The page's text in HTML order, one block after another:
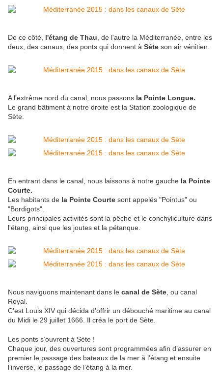
De ce côté, l'étang de Thau , de l'autre la Méditerranée, entre les
deux, des canaux, des ponts qui donnent à Sète son air vénitien.
A l'extrême nord du canal, nous passons la Pointe Longue.
Le grand bâtiment à notre droite est la Station zoologique de
Sète.
En entrant dans le canal, nous laissons à notre gauche la Pointe
Courte.
Les habitants de la Pointe Courte sont appelés "Pointus" ou
"Bordigots".
Leurs principales activités sont la pêche et le conchyliculture dans
l'étang, ainsi que les joutes et la pétanque.
Nous naviguons maintenant dans le canal de Sète , ou canal
Royal.
C'est Louis XIV qui décida d’offrir un débouché maritime au canal
du Midi le 29 juillet 1666. Il créa le port de Sète.
Les ponts s’ouvrent à Sète !
Chaque jour, des ouvertures sont programmées afin d’assurer en
premier le passage des bateaux de la mer à l’étang et ensuite
l’inverse, le passage de l’étang à la mer.